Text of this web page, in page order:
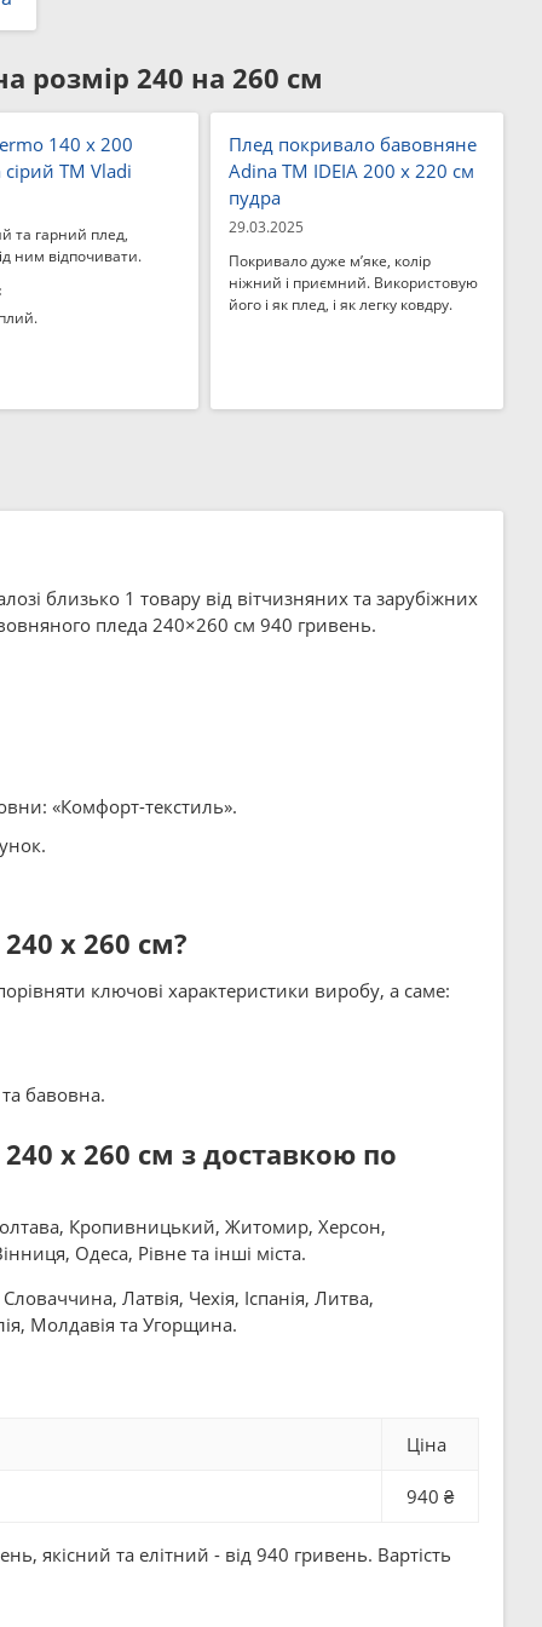
розмір 240 на 260 см
140 x 200
сірий ТМ Vladi
та гарний плед,
ним відпочивати.
Плед покривало бавовняне
Adina TM IDEIA 200 x 220 см
пудра
29.03.2025
Покривало дуже м’яке, колір
ніжний і приємний. Використовую
його і як плед, і як легку ковдру.
близько 1 товару від вітчизняних та зарубіжних
пледа 240×260 см 940 гривень.
«Комфорт-текстиль».
x 260 см?
ключові характеристики виробу, а саме:
бавовна.
x 260 см з доставкою по
Кропивницький, Житомир, Херсон,
Одеса, Рівне та інші міста.
Латвія, Чехія, Іспанія, Литва,
Молдавія та Угорщина.
Ціна
940 ₴
якісний та елітний - від 940 гривень. Вартість